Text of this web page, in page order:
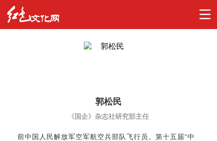
郭松民
《国企》杂志社研究部主任
前中国人民解放军空军航空兵部队飞行员。第十五届“中